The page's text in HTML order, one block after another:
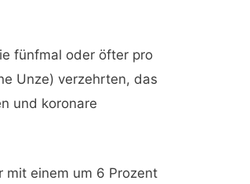
fünfmal oder öfter pro
Unze) verzehrten, das
und koronare
mit einem um 6 Prozent